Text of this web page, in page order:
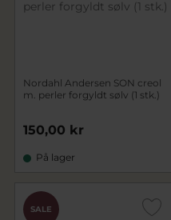
Nordahl Andersen SON creol
m. perler forgyldt sølv (1 stk.)
150,00 kr
På lager
SALE